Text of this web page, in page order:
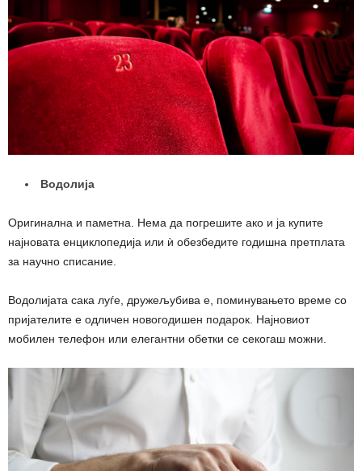
Водолија
Оригинална и паметна. Нема да погрешите ако и ја купите
најновата енциклопедија или ѝ обезбедите годишна претплата
за научно списание.
Водолијата сака луѓе, дружељубива е, поминувањето време со
пријателите е одличен новогодишен подарок. Најновиот
мобилен телефон или елегантни обетки се секогаш можни.